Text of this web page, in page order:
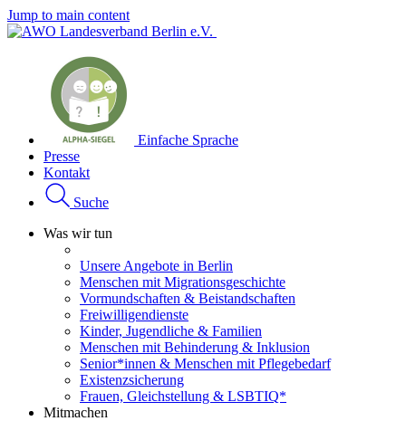
Jump to main content
Einfache Sprache
Presse
Kontakt
Suche
Was wir tun
Unsere Angebote in Berlin
Menschen mit Migrationsgeschichte
Vormundschaften & Beistandschaften
Freiwilligendienste
Kinder, Jugendliche & Familien
Menschen mit Behinderung & Inklusion
Senior*innen & Menschen mit Pflegebedarf
Existenzsicherung
Frauen, Gleichstellung & LSBTIQ*
Mitmachen